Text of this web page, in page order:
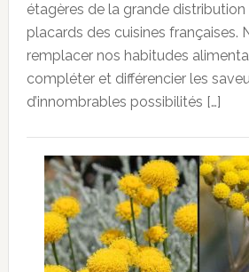
étagères de la grande distribution
placards des cuisines françaises.
remplacer nos habitudes
compléter et différencier les
d’innombrables possibilités […]